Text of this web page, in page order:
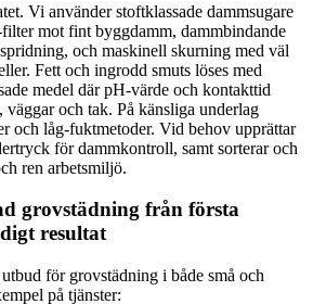
Vi använder stoftklassade dammsugare
mot fint byggdamm, dammbindande
och maskinell skurning med väl
Fett och ingrodd smuts löses med
medel där pH-värde och kontakttid
och tak. På känsliga underlag
och låg-fuktmetoder. Vid behov upprättar
för dammkontroll, samt sorterar och
ren arbetsmiljö.
grovstädning från första
resultat
för grovstädning i både små och
på tjänster: